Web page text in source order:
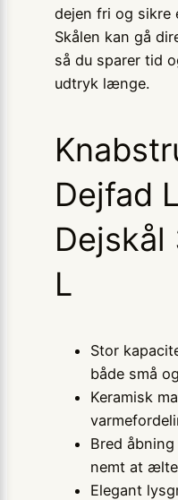
dejen fri og sikre
Skålen kan gå
så du sparer tid
udtryk længe.
Dejfad
Dejskål
L
Stor
både små
Keramisk
Bred
nemt at
Elegant